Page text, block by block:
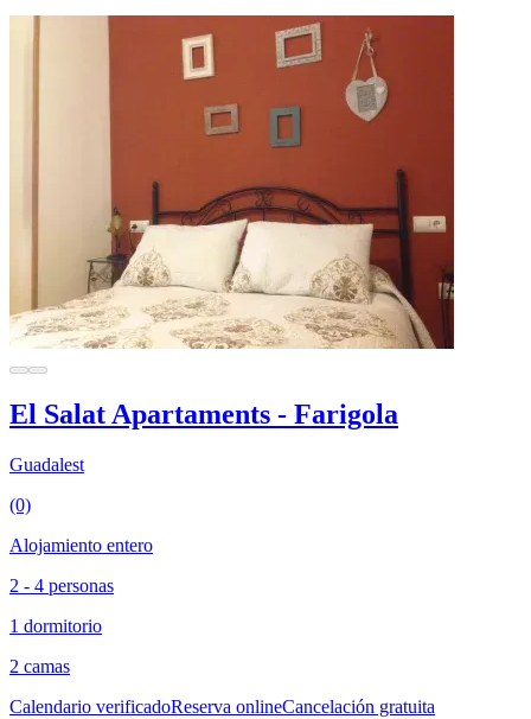
El Salat Apartaments - Farigola
Guadalest
(0)
Alojamiento entero
2 - 4 personas
1 dormitorio
2 camas
Calendario verificadoReserva onlineCancelación gratuita